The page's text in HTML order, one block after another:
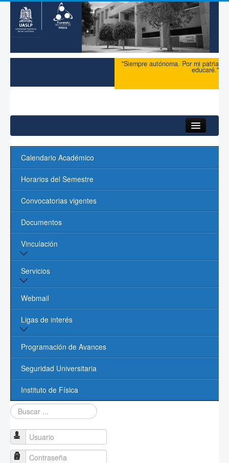
"Siempre autónoma. Por mi patria
educaré."
Maestría
Doctorado
Admisión
Ingreso
Núcleo Académico
Contacto
Calendario Académico
Horarios del Semestre
Convocatorias vigentes
Documentos
Vinculación
Vinculación y Servicios
Servicios
Biblioteca
Cómputo
Webmail
Ligas de interés
Página de la UASLP
Investigación y Posgrado UASLP
CONACYT
Sociedad Mexicana de Física
PROMEP
Programación de Avances
Seguridad Universitaria
Instituto de Física
Buscar...
Usuario
Contraseña